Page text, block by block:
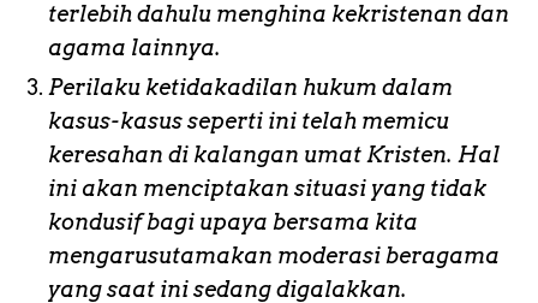
terlebih dahulu menghina kekristenan dan
agama lainnya.
Perilaku ketidakadilan hukum dalam
kasus-kasus seperti ini telah memicu
keresahan di kalangan umat Kristen. Hal
ini akan menciptakan situasi yang tidak
kondusif bagi upaya bersama kita
mengarusutamakan moderasi beragama
yang saat ini sedang digalakkan.